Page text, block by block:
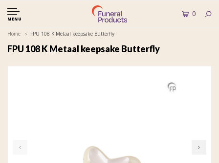
MENU
0
Home FPU 108 K Metaal keepsake Butterfly
FPU 108 K Metaal keepsake Butterfly